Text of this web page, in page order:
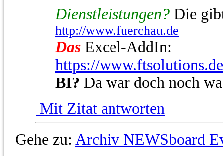
Dienstleistungen? Die
http://www.fuerchau.de
Das Excel-AddIn:
https://
BI? Da war doch noch
Mit Zitat antworten
Gehe zu: Archiv NEWSboard